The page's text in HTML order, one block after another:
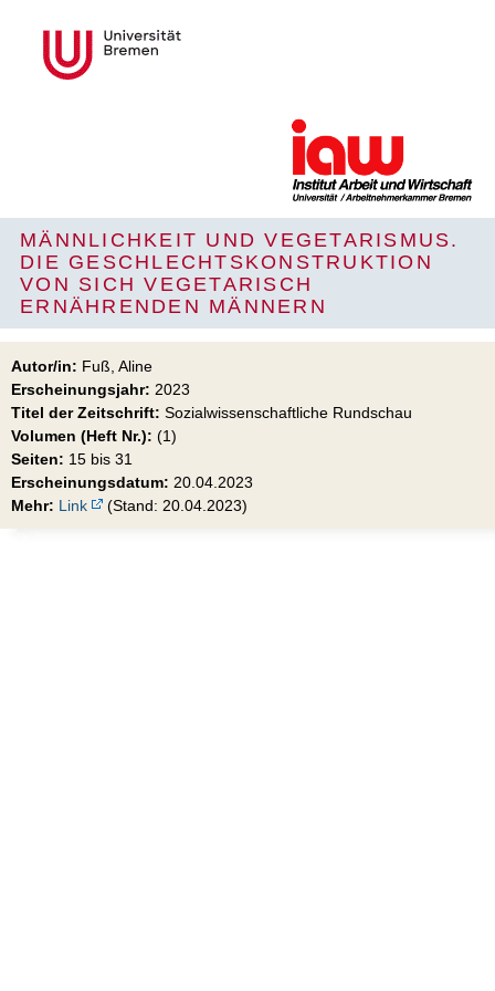
MÄNNLICHKEIT UND VEGETARISMUS.
DIE GESCHLECHTSKONSTRUKTION
VON SICH VEGETARISCH
ERNÄHRENDEN MÄNNERN
Autor/in: Fuß, Aline
Erscheinungsjahr: 2023
Titel der Zeitschrift: Sozialwissenschaftliche Rundschau
Volumen (Heft Nr.): (1)
Seiten: 15 bis 31
Erscheinungsdatum: 20.04.2023
Mehr: Link (Stand: 20.04.2023)